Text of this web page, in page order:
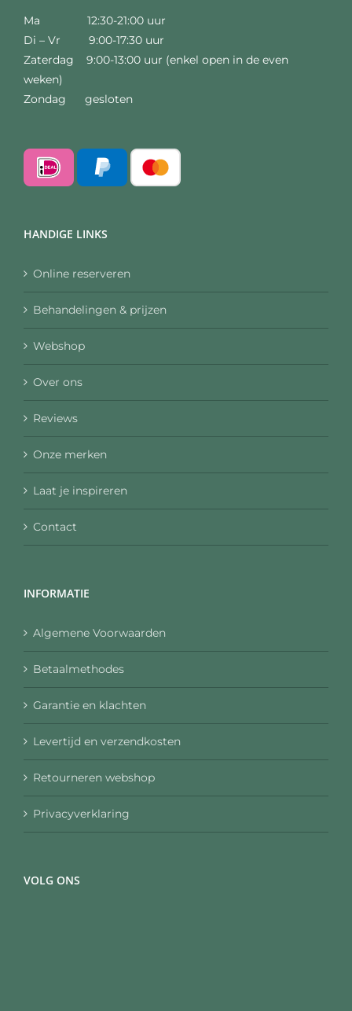
Ma 12:30-21:00 uur
Di – Vr 9:00-17:30 uur
Zaterdag 9:00-13:00 uur (enkel open in de even
weken)
Zondag gesloten
HANDIGE LINKS
Online reserveren
Behandelingen & prijzen
Webshop
Over ons
Reviews
Onze merken
Laat je inspireren
Contact
INFORMATIE
Algemene Voorwaarden
Betaalmethodes
Garantie en klachten
Levertijd en verzendkosten
Retourneren webshop
Privacyverklaring
VOLG ONS